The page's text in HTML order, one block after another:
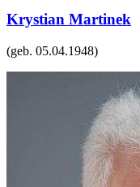
Krystian Martinek
(geb. 05.04.1948)